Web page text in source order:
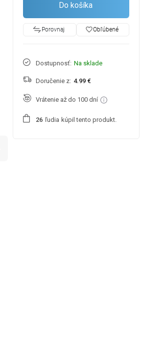
Do košíka
Porovnaj favorite_borderObľúbené
Dostupnosť: Na sklade
Doručenie z: 4.99 €
Vrátenie až do 100 dní
26 ľudia kúpil tento produkt.